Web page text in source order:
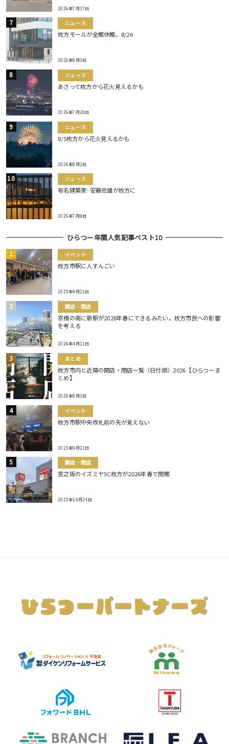
2026年7月17日
ニュース
枚方モールが全館休館。8/26
2026年8月3日
ニュース
あさって枚方から花火見えるかも
2026年7月20日
ニュース
8/5枚方から花火見えるかも
2026年8月2日
ニュース
有名建築家･安藤忠雄が枚方に
2026年7月8日
ひらつー年間人気記事ベスト10
イベント
枚方市駅に人すんごい
2025年9月21日
開店・閉店
京橋の南に新駅が2028年春にできるみたい。枚方市民への影響
を考える
2026年4月11日
まとめ
枚方市内と近隣の開店・閉店一覧（日付順）2026【ひらつーま
とめ】
2026年8月3日
イベント
枚方市駅中央改札前の先が見えない
2025年9月21日
開店・閉店
宮之阪のイズミヤSC枚方が2026年春で閉館
2025年10月24日